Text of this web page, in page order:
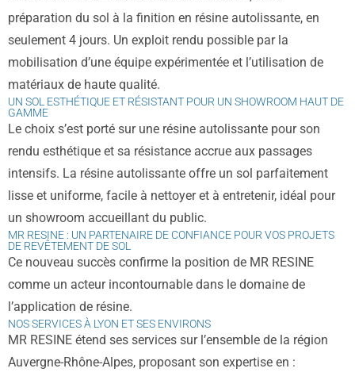
préparation du sol à la finition en résine autolissante, en
seulement 4 jours. Un exploit rendu possible par la
mobilisation d’une équipe expérimentée et l’utilisation de
matériaux de haute qualité.
UN SOL ESTHÉTIQUE ET RÉSISTANT POUR UN SHOWROOM HAUT DE
GAMME
Le choix s’est porté sur une résine autolissante pour son
rendu esthétique et sa résistance accrue aux passages
intensifs. La résine autolissante offre un sol parfaitement
lisse et uniforme, facile à nettoyer et à entretenir, idéal pour
un showroom accueillant du public.
MR RESINE : UN PARTENAIRE DE CONFIANCE POUR VOS PROJETS
DE REVÊTEMENT DE SOL
Ce nouveau succès confirme la position de MR RESINE
comme un acteur incontournable dans le domaine de
l’application de résine.
NOS SERVICES À LYON ET SES ENVIRONS
MR RESINE étend ses services sur l’ensemble de la région
Auvergne-Rhône-Alpes, proposant son expertise en :